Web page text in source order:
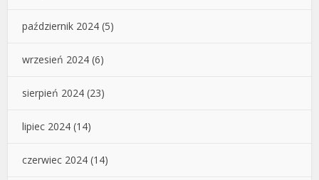
październik 2024 (5)
wrzesień 2024 (6)
sierpień 2024 (23)
lipiec 2024 (14)
czerwiec 2024 (14)